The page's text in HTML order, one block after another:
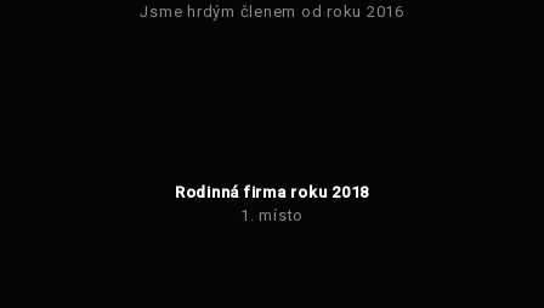
Jsme hrdým členem od roku 2016
Rodinná firma roku 2018
1. místo